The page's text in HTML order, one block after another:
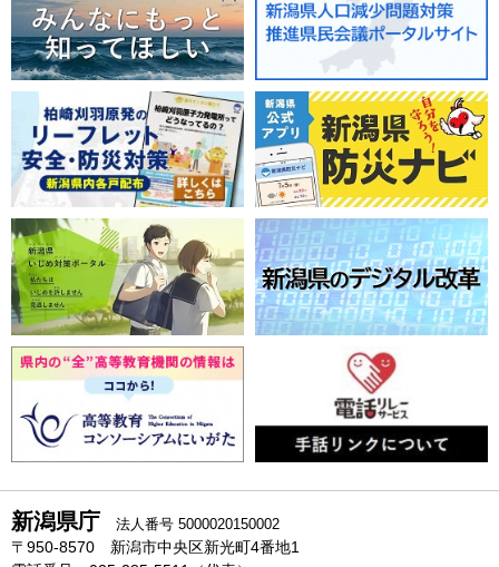
新潟県庁 法人番号 5000020150002
〒950-8570 新潟市中央区新光町4番地1